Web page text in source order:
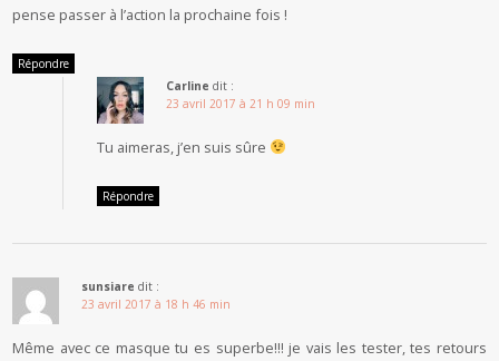
pense passer à l’action la prochaine fois !
Répondre
Carline dit :
23 avril 2017 à 21 h 09 min
Tu aimeras, j’en suis sûre
Répondre
sunsiare dit :
23 avril 2017 à 18 h 46 min
Même avec ce masque tu es superbe!!! je vais les tester, tes retours